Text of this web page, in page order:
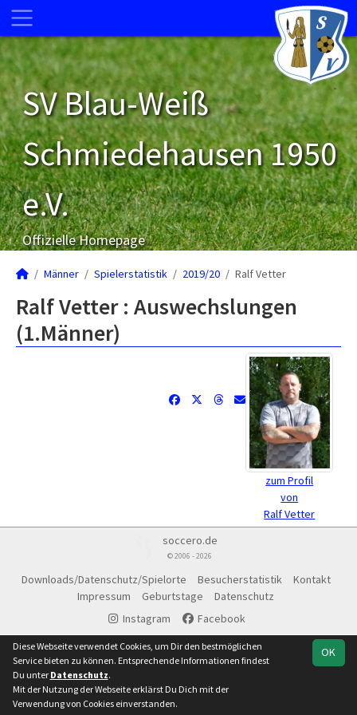
SV Blau-Weiß
Schmiedehausen 1950
e.V.
Offizielle Homepage
Männer Spielerstatistik 2019/20 Ralf Vetter
Ralf Vetter : Auswechslungen
(1.Männer)
zum Profil
von
Ralf Vetter
soccero.de
© 2006 - 2026
Downloads/Datenschutz/Spielorte Besucherstatistik
Kontakt
Impressum
Geburtstage
Datenschutz
Instagram
Facebook
OK
Diese Webseite verwendet Cookies, um Dir den bestmöglichen
Service bieten zu können. Entsprechende Informationen findest
Du unter Datenschutz.
Mit der Nutzung der Webseite erklärst Du Dich mit der
Verwendung von Cookies einverstanden.